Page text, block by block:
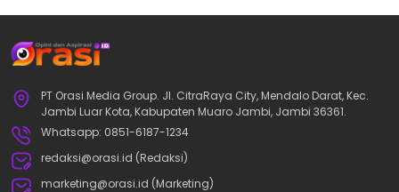
PT Orasi Media Group. Jl. CitraRaya City, Mendalo Darat, Kec.
Jambi Luar Kota, Kabupaten Muaro Jambi, Jambi 36361.
Whatsapp: 0851-6187-1234
redaksi@orasi.id (Redaksi)
marketing@orasi.id (Marketing)